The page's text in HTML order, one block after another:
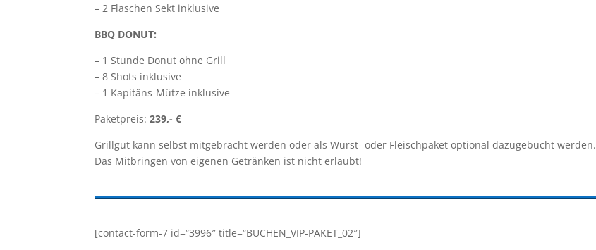
– 2 Flaschen Sekt inklusive
BBQ DONUT:
– 1 Stunde Donut ohne Grill
– 8 Shots inklusive
– 1 Kapitäns-Mütze inklusive
Paketpreis:239,- €
Grillgut kann selbst mitgebracht werden oder als Wurst- oder Fleischpaket optional dazugebucht werden.
Das Mitbringen von eigenen Getränken ist nicht erlaubt!
[contact-form-7 id=“3996″ title=“BUCHEN_VIP-PAKET_02″]